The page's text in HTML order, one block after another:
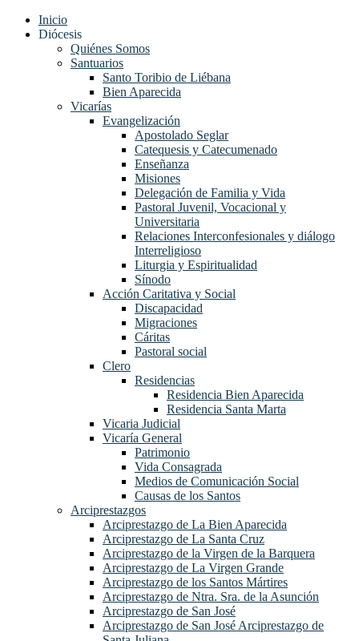
Inicio
Diócesis
Quiénes Somos
Santuarios
Santo Toribio de Liébana
Bien Aparecida
Vicarías
Evangelización
Apostolado Seglar
Catequesis y Catecumenado
Enseñanza
Misiones
Delegación de Familia y Vida
Pastoral Juvenil, Vocacional y
Universitaria
Relaciones Interconfesionales y diálogo
Interreligioso
Liturgia y Espiritualidad
Sínodo
Acción Caritativa y Social
Discapacidad
Migraciones
Cáritas
Pastoral social
Clero
Residencias
Residencia Bien Aparecida
Residencia Santa Marta
Vicaria Judicial
Vicaría General
Patrimonio
Vida Consagrada
Medios de Comunicación Social
Causas de los Santos
Arciprestazgos
Arciprestazgo de La Bien Aparecida
Arciprestazgo de La Santa Cruz
Arciprestazgo de la Virgen de la Barquera
Arciprestazgo de La Virgen Grande
Arciprestazgo de los Santos Mártires
Arciprestazgo de Ntra. Sra. de la Asunción
Arciprestazgo de San José
Arciprestazgo de San José Arciprestazgo de